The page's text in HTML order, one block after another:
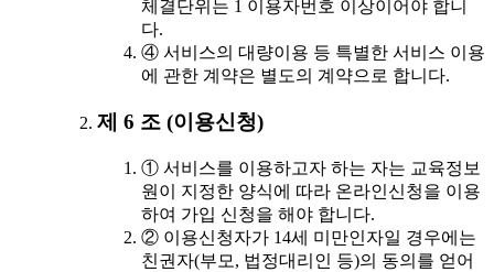
체결단위는 1 이용자번호 이상이어야 합니
다.
④ 서비스의 대량이용 등 특별한 서비스 이용
에 관한 계약은 별도의 계약으로 합니다.
제 6 조 (이용신청)
① 서비스를 이용하고자 하는 자는 교육정보
원이 지정한 양식에 따라 온라인신청을 이용
하여 가입 신청을 해야 합니다.
② 이용신청자가 14세 미만인자일 경우에는
친권자(부모, 법정대리인 등)의 동의를 얻어